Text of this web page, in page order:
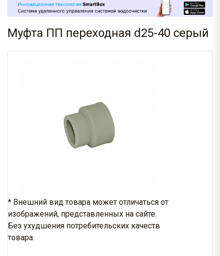
Муфта ПП переходная d25-40 серый
* Внешний вид товара может отличаться от
изображений, представленных на сайте.
Без ухудшения потребительских качеств
товара.